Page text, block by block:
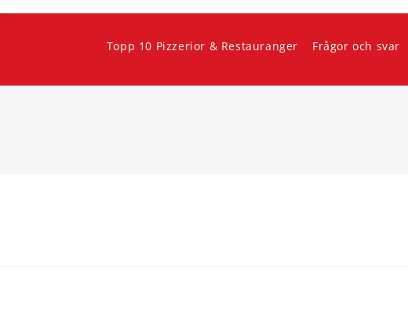
Topp 10 Pizzerior & Restauranger Frågor och svar